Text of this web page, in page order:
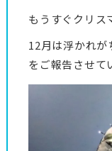
もうすぐクリス
12月は浮かれが
をご報告させて